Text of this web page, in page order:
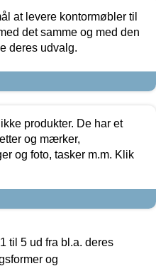
at levere kontormøbler til
det samme og med den
deres udvalg.
produkter. De har et
og mærker,
og foto, tasker m.m. Klik
til 5 ud fra bl.a. deres
og